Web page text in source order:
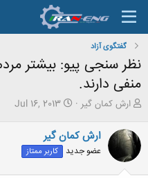
گفتگوی آزاد
نظر سنجی پیو: بیشتر
منفی دارند.
ش
و
ع
ک
ن
ارش کمان گیر
ت
ی
خ
Jul 16, 2013
ارش کمان گیر
عضو جدید کاربر ممتاز